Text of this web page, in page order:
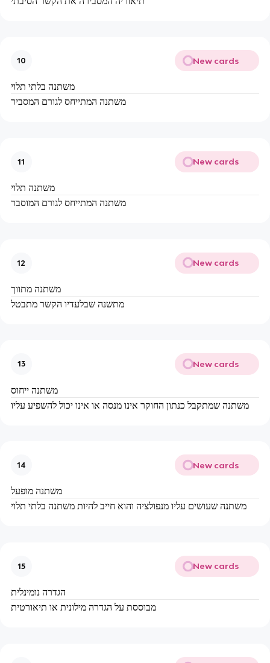
10 New cards
משתנה בלתי תלוי
משתנה המתייחס לגורם המסביר
11 New cards
משתנה תלוי
משתנה המתייחס לגורם המוסבר
12 New cards
משתנה מתווך
מתשנה שבלעדיו הקשר מתבטל
13 New cards
משתנה ייחוס
משתנה שמתקבל כנתון החוקר אינו מנסה או אינו יכול להשפיע עליו
14 New cards
משתנה מופעל
משתנה שעושים עליו מנפולציה והוא חייב להיות משתנה בלתי תלוי
15 New cards
הגדרה נומינלית
מבוססת על הגדרה מילונית או תיאורטית